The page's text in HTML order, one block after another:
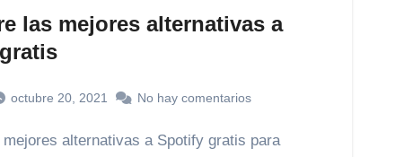
las mejores alternativas a
octubre 20, 2021 No hay comentarios